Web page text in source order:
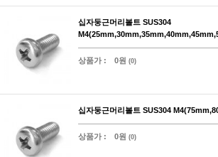
십자둥근머리볼트 SUS304
상품가 : 0원 (0)
십자둥근머리볼트 SUS304
상품가 : 0원 (0)